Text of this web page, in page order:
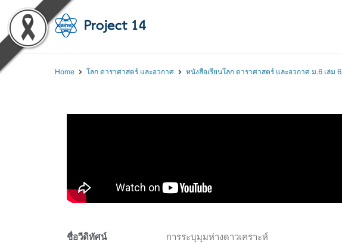
Home โลก ดาราศาสตร์ และอวกาศ หนังสือเรียนโลก ดาราศาสตร์ และอวกาศ ม.6 เล่ม 6
ชื่อวีดิทัศน์
การระบุมุมห่างดาวเคราะห์